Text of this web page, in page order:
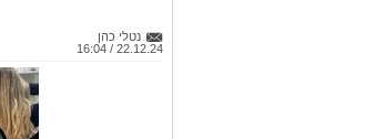
נטלי כהן
22.12.24 / 16:04